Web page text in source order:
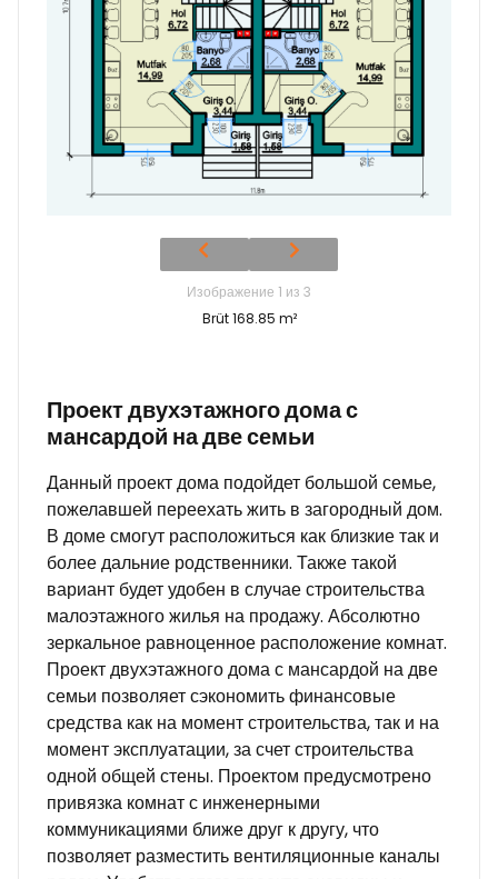
Изображение 1 из 3
Brüt 168.85 m²
Проект двухэтажного дома с
мансардой на две семьи
Данный проект дома подойдет большой семье,
пожелавшей переехать жить в загородный дом.
В доме смогут расположиться как близкие так и
более дальние родственники. Также такой
вариант будет удобен в случае строительства
малоэтажного жилья на продажу. Абсолютно
зеркальное равноценное расположение комнат.
Проект двухэтажного дома с мансардой на две
семьи позволяет сэкономить финансовые
средства как на момент строительства, так и на
момент эксплуатации, за счет строительства
одной общей стены. Проектом предусмотрено
привязка комнат с инженерными
коммуникациями ближе друг к другу, что
позволяет разместить вентиляционные каналы